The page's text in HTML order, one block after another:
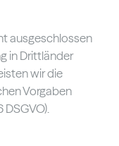
ausgeschlossen
in Drittländer
wir die
Vorgaben